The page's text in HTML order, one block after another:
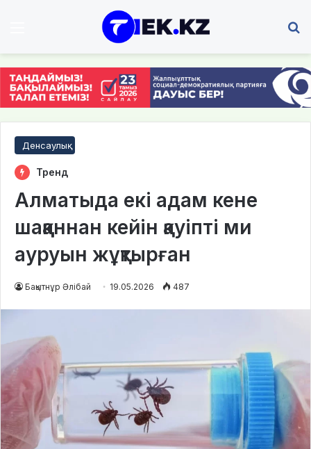
Денсаулық
Тренд
Алматыда екі адам кене
шаққаннан кейін қауіпті ми
ауруын жұқтырған
Бақытнұр Әлібай 19.05.2026 487